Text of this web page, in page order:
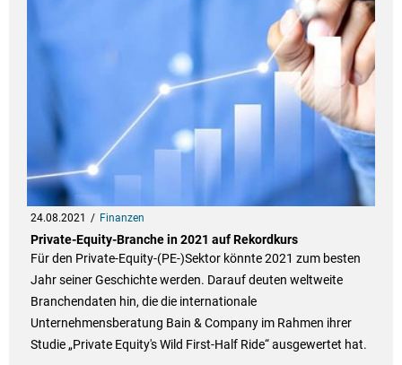
24.08.2021 Finanzen
Private-Equity-Branche in 2021 auf Rekordkurs
Für den Private-Equity-(PE-)Sektor könnte 2021 zum besten
Jahr seiner Geschichte werden. Darauf deuten weltweite
Branchendaten hin, die die internationale
Unternehmensberatung Bain & Company im Rahmen ihrer
Studie „Private Equity's Wild First-Half Ride“ ausgewertet hat.